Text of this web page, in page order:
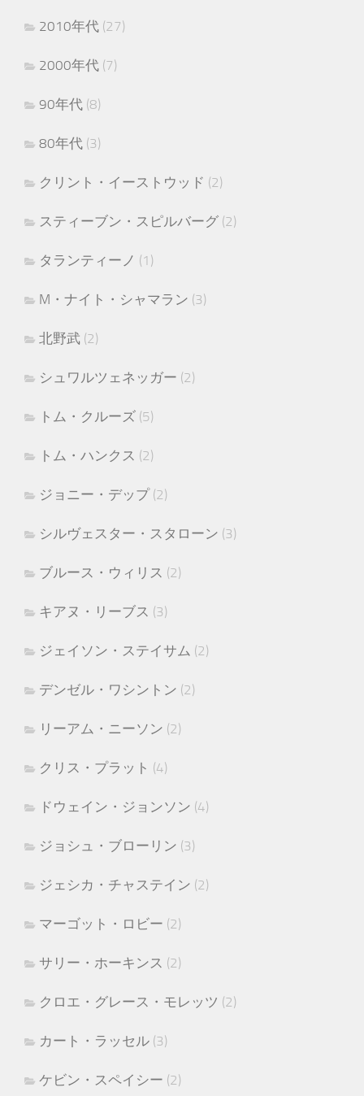
2010年代 (27)
2000年代 (7)
90年代 (8)
80年代 (3)
クリント・イーストウッド (2)
スティーブン・スピルバーグ (2)
タランティーノ (1)
M・ナイト・シャマラン (3)
北野武 (2)
シュワルツェネッガー (2)
トム・クルーズ (5)
トム・ハンクス (2)
ジョニー・デップ(2)
シルヴェスター・スタローン (3)
ブルース・ウィリス (2)
キアヌ・リーブス (3)
ジェイソン・ステイサム (2)
デンゼル・ワシントン (2)
リーアム・ニーソン (2)
クリス・プラット (4)
ドウェイン・ジョンソン (4)
ジョシュ・ブローリン (3)
ジェシカ・チャステイン (2)
マーゴット・ロビー (2)
サリー・ホーキンス (2)
クロエ・グレース・モレッツ (2)
カート・ラッセル (3)
ケビン・スペイシー (2)